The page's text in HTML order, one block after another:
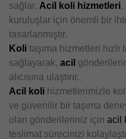
sağlar. Acil koli hizmetleri,
kuruluşlar için önemli bir
tasarlanmıştır.
Koli taşıma hizmetleri
sağlayarak, acil
alıcısına ulaştırır.
Acil koli hizmetlerimizle
ve güvenilir bir taşıma
olan gönderileriniz için acil
teslimat sürecinizi